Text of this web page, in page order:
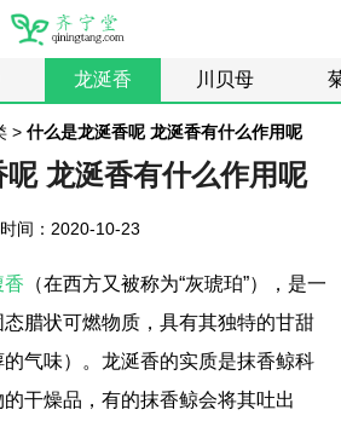
龙涎香 川贝母
> 什么是龙涎香呢 龙涎香有什么作用呢
龙涎香有什么作用呢
时间：2020-10-23
香 （在西方又被称为“灰琥珀”），是一
腊状可燃物质，具有其独特的甘甜
气味）。龙涎香的实质是抹香鲸科
干燥品，有的抹香鲸会将其吐出